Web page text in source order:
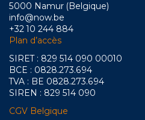
5000 Namur (Belgique)
info@now.be
+32 10 244 884
Plan d’accès
SIRET : 829 514 090 00010
BCE : 0828.273.694
TVA : BE 0828.273.694
SIREN : 829 514 090
CGV Belgique